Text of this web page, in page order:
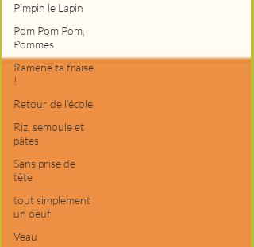
Pimpin le Lapin
Pom Pom Pom,
Pommes
Ramène ta fraise
!
Retour de l'école
Riz, semoule et
pâtes
Sans prise de
tête
tout simplement
un oeuf
Veau